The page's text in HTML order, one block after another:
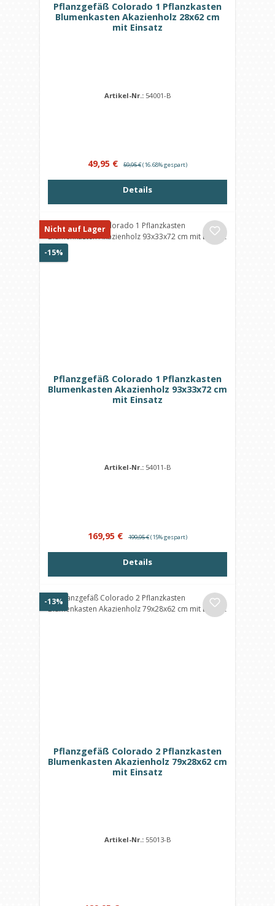
Pflanzgefäß Colorado 1 Pflanzkasten
Blumenkasten Akazienholz 28x62 cm
mit Einsatz
Artikel-Nr.: 54001-B
Verkaufspreis:
49,95 € Regulärer Preis:
59,95 €(16.68% gespart)
Details
Nicht auf Lager
-15%
Pflanzgefäß Colorado 1 Pflanzkasten
Blumenkasten Akazienholz 93x33x72 cm
mit Einsatz
Artikel-Nr.: 54011-B
Verkaufspreis:
169,95 € Regulärer Preis:
199,95 €(15% gespart)
Details
-13% Rabatt
Pflanzgefäß Colorado 2 Pflanzkasten
Blumenkasten Akazienholz 79x28x62 cm
mit Einsatz
Artikel-Nr.: 55013-B